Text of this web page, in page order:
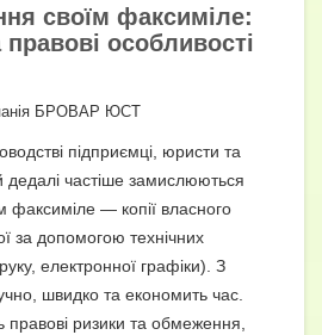
своїм факсиміле:
особливості
БРОВАР ЮСТ
підприємці, юристи та
дедалі частіше замислюються
факсиміле — копії власного
за допомогою технічних
електронної графіки). З
швидко та економить час.
правові ризики та обмеження,